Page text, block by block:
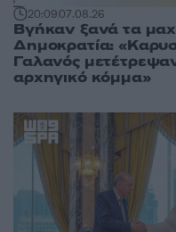
20:0907.08.26
Βγήκαν ξανά τα
Δημοκρατία:
Γαλανός
αρχηγικό κόμμα»